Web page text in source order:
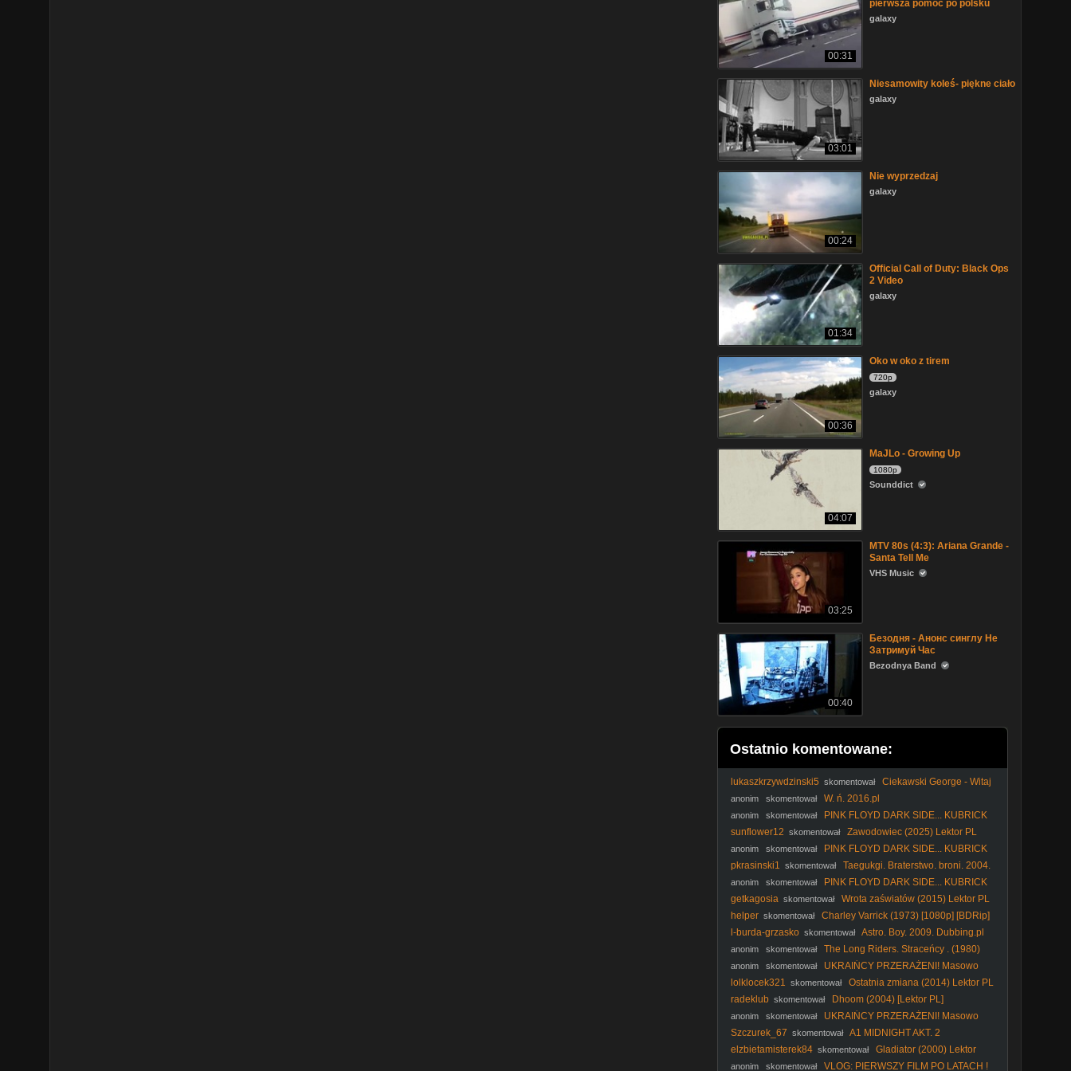
00:31
pierwsza pomoc po polsku
galaxy
03:01
Niesamowity koleś- piękne ciało
galaxy
00:24
Nie wyprzedzaj
galaxy
01:34
Official Call of Duty: Black Ops
2 Video
galaxy
00:36
Oko w oko z tirem
720p
galaxy
04:07
MaJLo - Growing Up
1080p
Sounddict
03:25
MTV 80s (4:3): Ariana Grande -
Santa Tell Me
VHS Music
00:40
Безодня - Анонс синглу Не
Затримуй Час
Bezodnya Band
Ostatnio komentowane:
lukaszkrzywdzinski5 skomentował
Ciekawski George - Witaj
wiosno ! (2013)
anonim skomentował W. ń. 2016.pl
anonim skomentował
PINK FLOYD DARK SIDE... KUBRICK
ODYSSEY ARTEMIS II PŁASKA ZIEMIA FLAT EARTH NASA
sunflower12 skomentował Zawodowiec (2025) Lektor PL
anonim skomentował
PINK FLOYD DARK SIDE... KUBRICK
ODYSSEY ARTEMIS II PŁASKA ZIEMIA FLAT EARTH NASA
DRUGS FOR GOIM
pkrasinski1 skomentował
Taegukgi. Braterstwo. broni. 2004.
Lektor.pl
anonim skomentował
PINK FLOYD DARK SIDE... KUBRICK
ODYSSEY ARTEMIS II PŁASKA ZIEMIA FLAT EARTH NASA
DRUGS FOR GOIM
getkagosia skomentował
Wrota zaświatów (2015) Lektor PL
helper skomentował
Charley Varrick (1973) [1080p] [BDRip]
[REMASTERED]
l-burda-grzasko skomentował Astro. Boy. 2009. Dubbing.pl
anonim skomentował
The Long Riders. Straceńcy . (1980)
lektor
anonim skomentował
UKRAIŃCY PRZERAŻENI! Masowo
PAKUJĄ WALIZKI i Uciekają z Polski [ NAGRANIA ]
lolklocek321 skomentował
Ostatnia zmiana (2014) Lektor PL
radeklub skomentował Dhoom (2004) [Lektor PL]
anonim skomentował
UKRAIŃCY PRZERAŻENI! Masowo
PAKUJĄ WALIZKI i Uciekają z Polski [ NAGRANIA ]
Szczurek_67 skomentował A1 MIDNIGHT AKT. 2
(CzarnyWróbel)
elzbietamisterek84 skomentował
Gladiator (2000) Lektor
FHD
anonim skomentował VLOG: PIERWSZY FILM PO LATACH !